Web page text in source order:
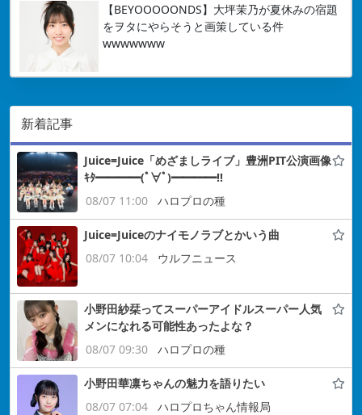
【BEYOOOOONDS】大坪茉乃が夏休みの宿題
をヲタにやらそうと画策している件
wwwwwww
新着記事
Juice=Juice「めざましライブ」豊洲PIT公演画像
ｷﾀ━━━━(ﾟ∀ﾟ)━━━━!!
08/07 11:00
ハロプロの種
Juice=Juiceのナイモノラブとかいう曲
08/07 10:04
ウルフニュース
小野田紗栞ってスーパーアイドルスーパー人気
メンになれる可能性あったよな？
08/07 09:30
ハロプロの種
小野田華凛ちゃんの魅力を語りたい
08/07 07:04
ハロプロちゃん情報局